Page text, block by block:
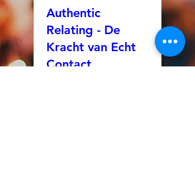
Authentic
Relating - De
Kracht van Echt
Contact